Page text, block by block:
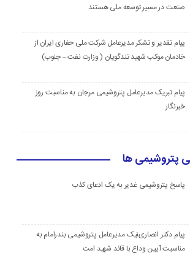
صنعت در مسیر توسعه ملی هستند
پیام تقدیر و تشکر مدیرعامل شرکت ملی حفاری ایران از
خادمان موكب شهيد تندگويان ( وزارت نفت – جنوب)
پیام تبریک مدیرعامل پتروشیمی مرجان به مناسبت روز
خبرنگار
پتروشیمی ها
پاسخ پتروشیمی غدیر به یک ادعای کذب
پیام دکتر انصاری‌نیک مدیرعامل پتروشیمی بندرامام به
مناسبت آیین وداع با قائد شهید امت